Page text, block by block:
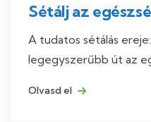
Sétálj az
A tudatos sétálás
legegyszerűbb út az
Olvasd el